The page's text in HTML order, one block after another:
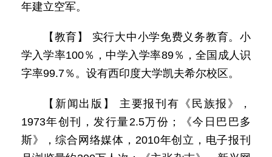
年建立空军。
【教育】 实行大中小学免费义务教育。小
学入学率100％，中学入学率89％，全国成人识
字率99.7％。设有西印度大学凯夫希尔校区。
【新闻出版】 主要报刊有《民族报》，
1973年创刊，发行量2.5万份；《今日巴巴多
斯》，综合网络媒体，2010年创立，电子报刊